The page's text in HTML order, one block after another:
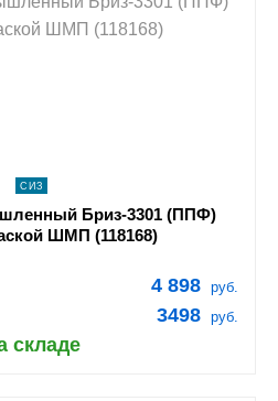
В КОРЗИНУ
СИЗ
Бриз-3301 (ППФ)
ШМП (118168)
4 898 руб.
3498 руб.
складе